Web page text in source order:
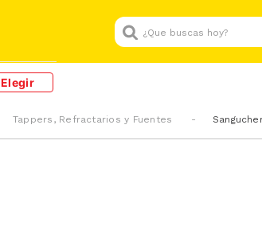
¿Que buscas hoy?
Elegir
Tappers, Refractarios y Fuentes